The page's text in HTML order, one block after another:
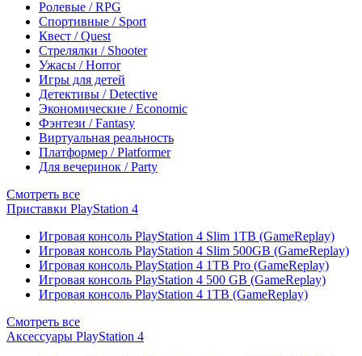
Ролевые / RPG
Спортивные / Sport
Квест / Quest
Стрелялки / Shooter
Ужасы / Horror
Игры для детей
Детективы / Detective
Экономические / Economic
Фэнтези / Fantasy
Виртуальная реальность
Платформер / Platformer
Для вечеринок / Party
Смотреть все
Приставки PlayStation 4
Игровая консоль PlayStation 4 Slim 1TB (GameReplay)
Игровая консоль PlayStation 4 Slim 500GB (GameReplay)
Игровая консоль PlayStation 4 1TB Pro (GameReplay)
Игровая консоль PlayStation 4 500 GB (GameReplay)
Игровая консоль PlayStation 4 1TB (GameReplay)
Смотреть все
Аксессуары PlayStation 4